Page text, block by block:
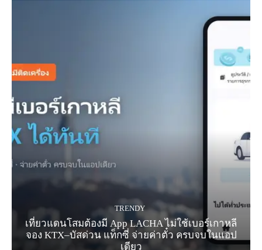
TRENDY
เที่ยวแดนโสมต้องมี App LACHA ไม่ใช้เบอร์เกาหลี
จอง KTX–บัสด่วน แท็กซี่ จ่ายค่าตั๋ว ครบจบในแอป
เดียว